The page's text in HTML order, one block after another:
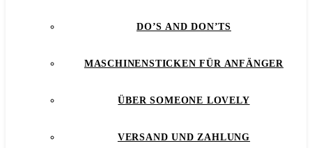
DO’S AND DON’TS
MASCHINENSTICKEN FÜR ANFÄNGER
ÜBER SOMEONE LOVELY
VERSAND UND ZAHLUNG